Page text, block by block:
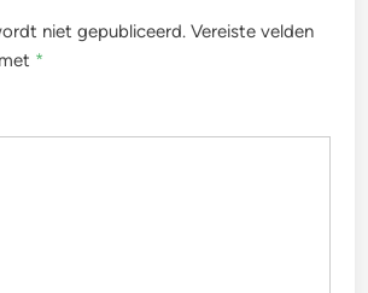
niet gepubliceerd. Vereiste velden
*